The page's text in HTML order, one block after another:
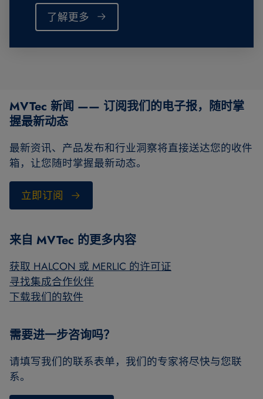
了解更多
MVTec 新闻 —— 订阅我们的电子报，随时掌
握最新动态
最新资讯、产品发布和行业洞察将直接送达您的收件
箱，让您随时掌握最新动态。
立即订阅
来自 MVTec 的更多内容
获取 HALCON 或 MERLIC 的许可证
寻找集成合作伙伴
下载我们的软件
需要进一步咨询吗？
请填写我们的联系表单，我们的专家将尽快与您联
系。